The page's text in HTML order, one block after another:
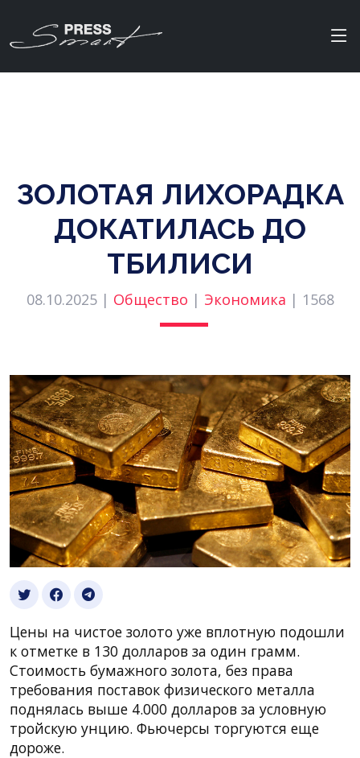
ЗОЛОТАЯ ЛИХОРАДКА
ДОКАТИЛАСЬ ДО
ТБИЛИСИ
08.10.2025 | Общество | Экономика | 1568
Цены на чистое золото уже вплотную подошли
к отметке в 130 долларов за один грамм.
Стоимость бумажного золота, без права
требования поставок физического металла
поднялась выше 4.000 долларов за условную
тройскую унцию. Фьючерсы торгуются еще
дороже.